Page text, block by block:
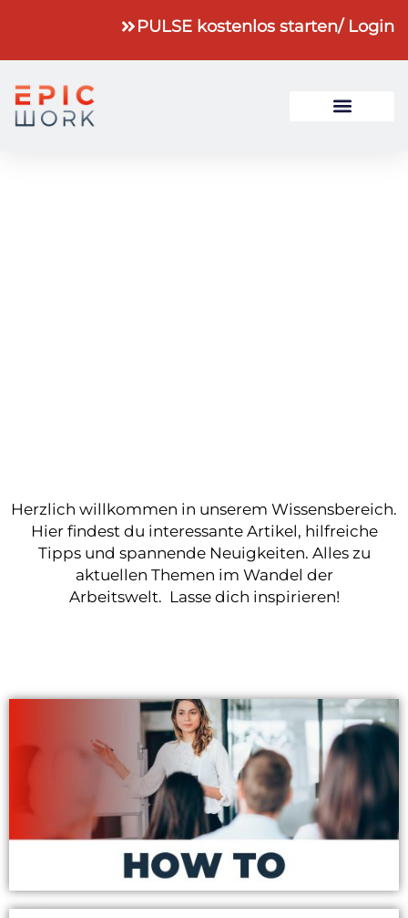
PULSE kostenlos starten/ Login
Herzlich willkommen in unserem Wissensbereich.
Hier findest du interessante Artikel, hilfreiche
Tipps und spannende Neuigkeiten. Alles zu
aktuellen Themen im Wandel der
Arbeitswelt. Lasse dich inspirieren!